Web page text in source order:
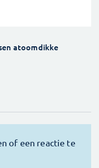
atoomdikke